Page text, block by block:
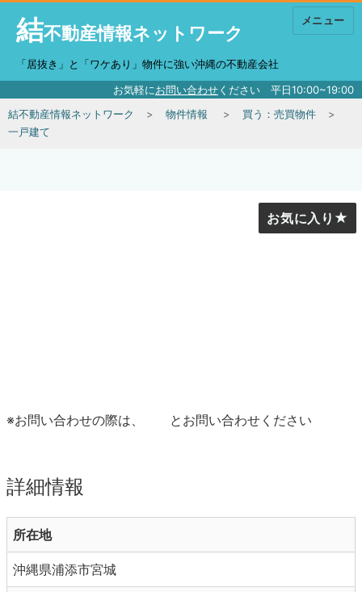
結不動産情報ネットワーク
「居抜き」と「ワケあり」物件に強い沖縄の不動産会社
お気軽にお問い合わせください 平日10:00~19:00
メニュー
結不動産情報ネットワーク 物件情報
買う：売買物件
一戸建て
お気に入り
※お問い合わせの際は、 とお問い合わせください
詳細情報
所在地
沖縄県浦添市宮城